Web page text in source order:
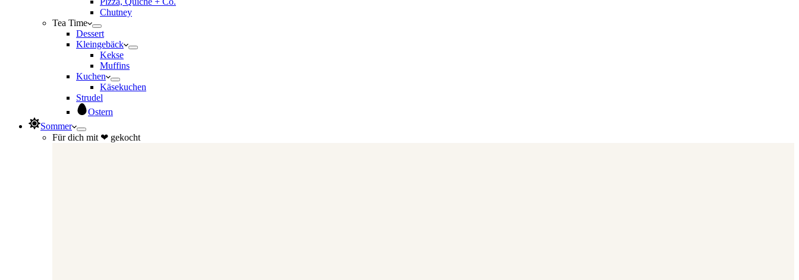
Chutney
Tea Time
Dessert
Kleingebäck
Kekse
Muffins
Kuchen
Käsekuchen
Strudel
Ostern
Sommer
Für dich mit ❤ gekocht